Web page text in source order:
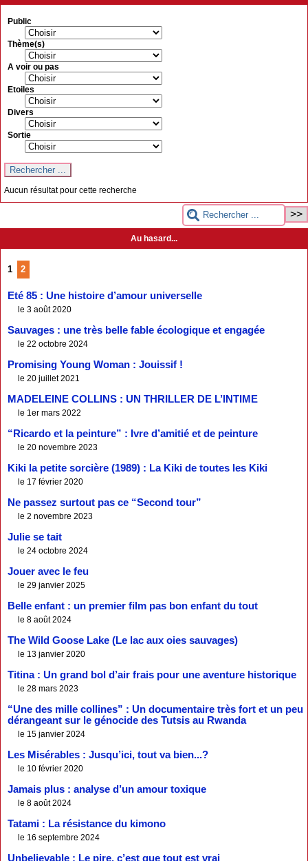
Public
Thème(s)
A voir ou pas
Etoiles
Divers
Sortie
Aucun résultat pour cette recherche
Au hasard...
1 2
Eté 85 : Une histoire d’amour universelle
le 3 août 2020
Sauvages : une très belle fable écologique et engagée
le 22 octobre 2024
Promising Young Woman : Jouissif !
le 20 juillet 2021
MADELEINE COLLINS : UN THRILLER DE L’INTIME
le 1er mars 2022
“Ricardo et la peinture” : Ivre d’amitié et de peinture
le 20 novembre 2023
Kiki la petite sorcière (1989) : La Kiki de toutes les Kiki
le 17 février 2020
Ne passez surtout pas ce “Second tour”
le 2 novembre 2023
Julie se tait
le 24 octobre 2024
Jouer avec le feu
le 29 janvier 2025
Belle enfant : un premier film pas bon enfant du tout
le 8 août 2024
The Wild Goose Lake (Le lac aux oies sauvages)
le 13 janvier 2020
Titina : Un grand bol d’air frais pour une aventure historique
le 28 mars 2023
“Une des mille collines” : Un documentaire très fort et un peu
dérangeant sur le génocide des Tutsis au Rwanda
le 15 janvier 2024
Les Misérables : Jusqu’ici, tout va bien...?
le 10 février 2020
Jamais plus : analyse d’un amour toxique
le 8 août 2024
Tatami : La résistance du kimono
le 16 septembre 2024
Unbelievable : Le pire, c’est que tout est vrai